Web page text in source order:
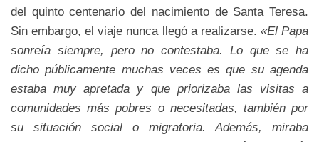
del quinto centenario del nacimiento de Santa Teresa.
Sin embargo, el viaje nunca llegó a realizarse. «El Papa
sonreía siempre, pero no contestaba. Lo que se ha
dicho públicamente muchas veces es que su agenda
estaba muy apretada y que priorizaba las visitas a
comunidades más pobres o necesitadas, también por
su situación social o migratoria. Además, miraba